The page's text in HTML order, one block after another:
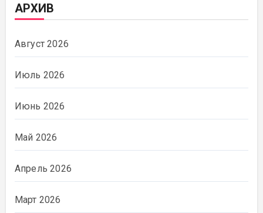
АРХИВ
Август 2026
Июль 2026
Июнь 2026
Май 2026
Апрель 2026
Март 2026